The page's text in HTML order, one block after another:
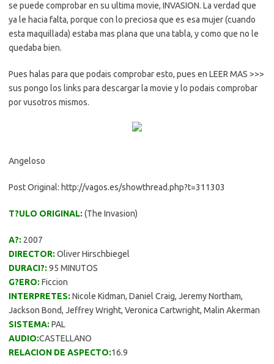
se puede comprobar en su ultima movie, INVASION. La verdad que
ya le hacia falta, porque con lo preciosa que es esa mujer (cuando
esta maquillada) estaba mas plana que una tabla, y como que no le
quedaba bien.
Pues halas para que podais comprobar esto, pues en LEER MAS >>>
sus pongo los links para descargar la movie y lo podais comprobar
por vusotros mismos.
Angeloso
Post Original: http://vagos.es/showthread.php?t=311303
T?ULO ORIGINAL: (The Invasion)
A?: 2007
DIRECTOR: Oliver Hirschbiegel
DURACI?: 95 MINUTOS
G?ERO: Ficcion
INTERPRETES: Nicole Kidman, Daniel Craig, Jeremy Northam,
Jackson Bond, Jeffrey Wright, Veronica Cartwright, Malin Akerman
SISTEMA: PAL
AUDIO:CASTELLANO
RELACION DE ASPECTO:16.9